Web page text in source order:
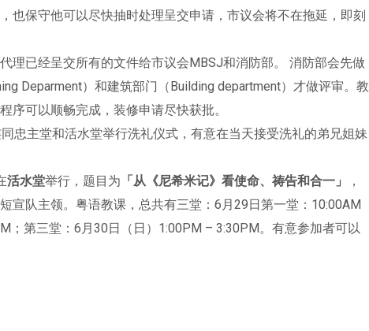
也保守他可以尽快抽时处理呈交申请，市议会将不在拖延，即刻
理已经呈交所有的文件给市议会MBSJ和消防部。 消防部会先做
Deparment）和建筑部门（Building department）才做评审。教
序可以顺畅完成，装修申请尽快获批。
忠主堂和活水堂举行洗礼仪式，有意在当天接受洗礼的弟兄姐妹
活水堂举行，题目为 「从《尼希米记》看使命、祷告和合一」
，
宣队主领。粤语教课，总共有三堂：6月29日第一堂：10:00AM
；第三堂：6月30日（日）1:00PM – 3:30PM。有意参加者可以